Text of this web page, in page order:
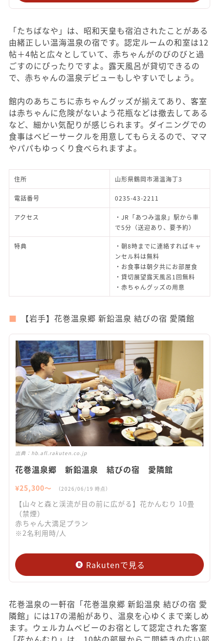
「たちばなや」は、昭和天皇も宿泊されたことがある
由緒正しい温海温泉の宿です。認定ルームの和室は12
帖＋4帖と広々としていて、赤ちゃんがのびのびと過
ごすのにぴったりですよ。露天風呂が貸切できるの
で、赤ちゃんの温泉デビューもしやすいでしょう。
館内のあちこちに赤ちゃんグッズが揃えてあり、客室
は赤ちゃんに危険がないよう花瓶などは撤去してある
など、細かい気配りが感じられます。ダイニングでの
食事はベビーサークルを用意してもらえるので、ママ
やパパもゆっくり食べられますよ。
住所 山形県鶴岡市湯温海丁3
電話番号 0235-43-2211
アクセス
・JR「あつみ温泉」駅から車
で5分（送迎あり、要予約）
特典
・朝8時までに連絡すればキャ
ンセル料は無料
・お食事は朝夕共にお部屋食
・貸切展望露天風呂1回無料
・赤ちゃんグッズの用意
【岩手】花巻温泉郷 新鉛温泉 結びの宿 愛隣館
出典： hb.afl.rakuten.co.jp
花巻温泉郷 新鉛温泉 結びの宿 愛隣館
¥25,300〜 （2026/06/19 時点）
【山々と森と渓流が目の前に広がる】花かんむり 10畳
（禁煙）
赤ちゃん大満足プラン
※2名利用時/人
Rakutenで見る
花巻温泉の一軒宿「花巻温泉郷 新鉛温泉 結びの宿 愛
隣館」には17の湯船があり、温泉を心ゆくまで楽しめ
ます。ウェルカムベビーのお宿として認定された客室